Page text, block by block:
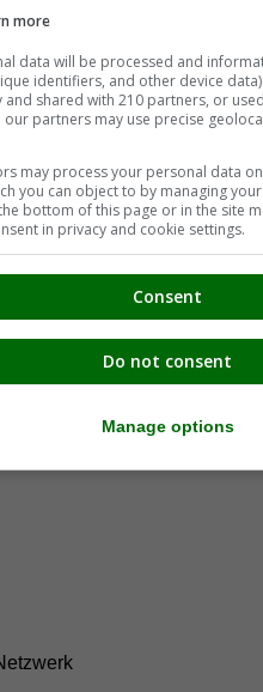
more
data will be processed and
identifiers, and other device
and shared with 210 partners, or
our partners may use precise
may process your personal data
you can object to by managing
bottom of this page or in the site
in privacy and cookie settings.
Consent
Do not consent
Manage options